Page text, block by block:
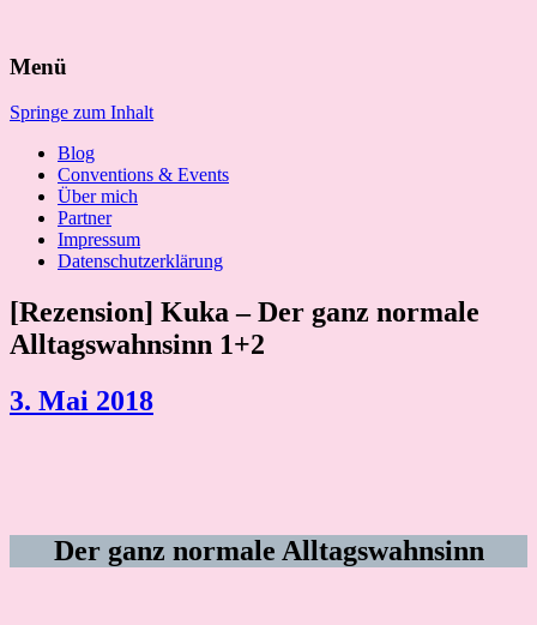
nach:
Menü
Springe zum Inhalt
Blog
Conventions & Events
Über mich
Partner
Impressum
Datenschutzerklärung
[Rezension] Kuka – Der ganz normale
Alltagswahnsinn 1+2
3. Mai 2018
Der ganz normale Alltagswahnsinn